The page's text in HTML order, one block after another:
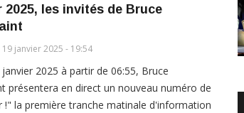
2025, les invités de Bruce
janvier 2025 - 19:54
2025 à partir de 06:55, Bruce
présentera en direct un nouveau numéro de
!" la première tranche matinale d'information